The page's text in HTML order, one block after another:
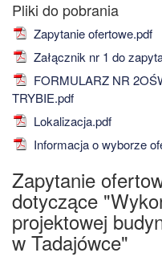
Zapytanie ofertowe.pdf
Załącznik nr 1 do
FORMULARZ NR
TRYBIE.pdf
Lokalizacja.pdf
Informacja o wyborze
Zapytanie
dotyczące
projektowej
w Tadajówce"